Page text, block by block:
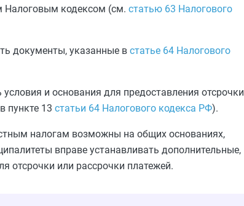
Налоговым кодексом (см. статью 63 Налогового
документы, указанные в статье 64 Налогового
и основания для предоставления отсрочки
пункте 13 статьи 64 Налогового кодекса РФ).
налогам возможны на общих основаниях,
вправе устанавливать дополнительные,
отсрочки или рассрочки платежей.